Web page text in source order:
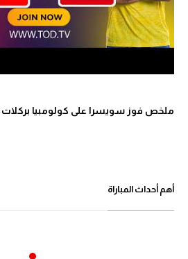
ملخص فوز سويسرا على كولومبيا بركلات
أهم أحداث المباراة